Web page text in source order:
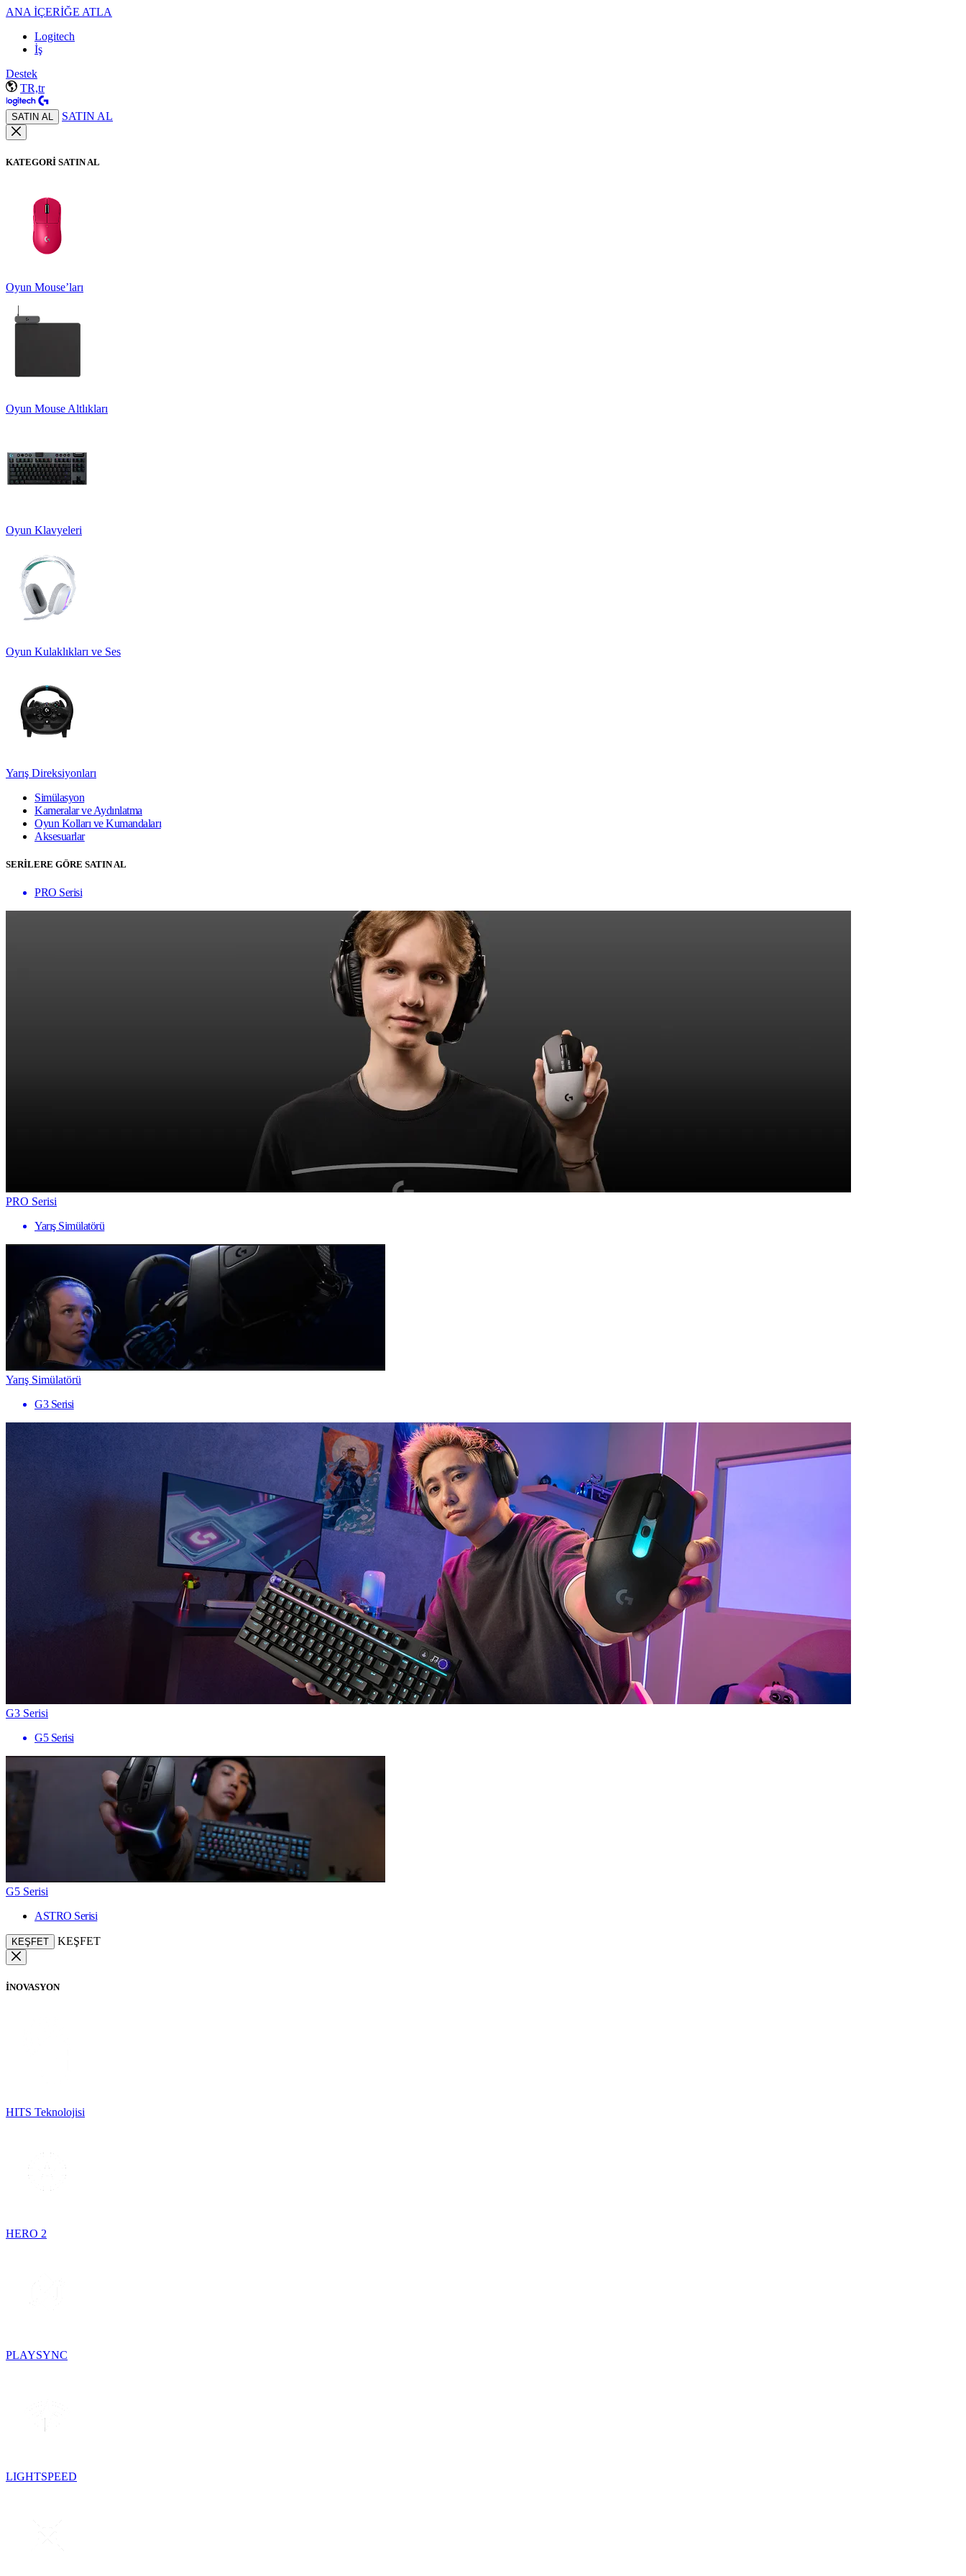
ANA İÇERİĞE ATLA
Logitech
İş
Destek
TR,tr
SATIN AL SATIN AL
KATEGORİ SATIN AL
Oyun Mouse’ları
Oyun Mouse Altlıkları
Oyun Klavyeleri
Oyun Kulaklıkları ve Ses
Yarış Direksiyonları
Simülasyon
Kameralar ve Aydınlatma
Oyun Kolları ve Kumandaları
Aksesuarlar
SERİLERE GÖRE SATIN AL
PRO Serisi
PRO Serisi
Yarış Simülatörü
Yarış Simülatörü
G3 Serisi
G3 Serisi
G5 Serisi
G5 Serisi
ASTRO Serisi
KEŞFET KEŞFET
İNOVASYON
HITS Teknolojisi
HERO 2
PLAYSYNC
LIGHTSPEED